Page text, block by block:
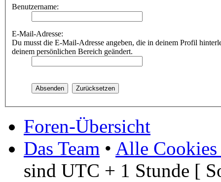
Benutzername:
E-Mail-Adresse:
Du musst die E-Mail-Adresse angeben, die in deinem Profil
deinem persönlichen Bereich geändert.
Foren-Übersicht
Das Team • Alle Cookies
sind UTC + 1 Stunde [